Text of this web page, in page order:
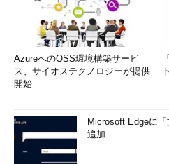
AzureへのOSS環境構築サービ
ス、サイオステクノロジーが提供
開始
Microsoft Edgeに
追加